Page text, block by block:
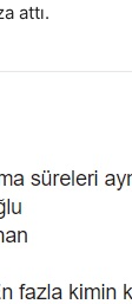
attı.